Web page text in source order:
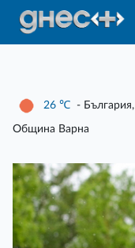
26 ℃ - България,
Община Варна